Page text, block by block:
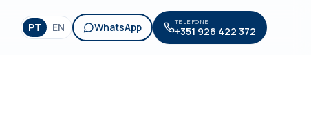
PT EN WhatsApp TELEFONE
+351 926 422 372